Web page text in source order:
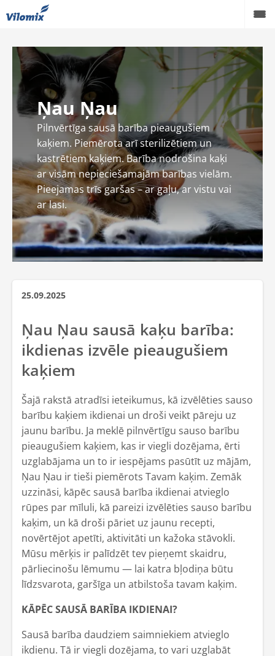
Ņau Ņau
Pilnvērtīga sausā barība pieaugušiem
kaķiem. Piemērota arī sterilizētiem un
kastrētiem kaķiem. Barība nodrošina kaķi
ar visām nepieciešamajām barības vielām.
Pieejamas trīs garšas – ar gaļu, ar vistu vai
ar lasi.
25.09.2025
Ņau Ņau sausā kaķu barība:
ikdienas izvēle pieaugušiem
kaķiem
Šajā rakstā atradīsi ieteikumus, kā izvēlēties sauso
barību kaķiem ikdienai un droši veikt pāreju uz
jaunu barību. Ja meklē pilnvērtīgu sauso barību
pieaugušiem kaķiem, kas ir viegli dozējama, ērti
uzglabājama un to ir iespējams pasūtīt uz mājām,
Ņau Ņau ir tieši piemērots Tavam kaķim. Zemāk
uzzināsi, kāpēc sausā barība ikdienai atvieglo
rūpes par mīluli, kā pareizi izvēlēties sauso barību
kaķim, un kā droši pāriet uz jaunu recepti,
novērtējot apetīti, aktivitāti un kažoka stāvokli.
Mūsu mērķis ir palīdzēt tev pieņemt skaidru,
pārliecinošu lēmumu — lai katra bļodiņa būtu
līdzsvarota, garšīga un atbilstoša tavam kaķim.
KĀPĒC SAUSĀ BARĪBA IKDIENAI?
Sausā barība daudziem saimniekiem atvieglo
ikdienu. Tā ir viegli dozējama, to vari uzglabāt
Liellopi
Produkti
Zināšanas
Par mums
Karjera
Kontakti